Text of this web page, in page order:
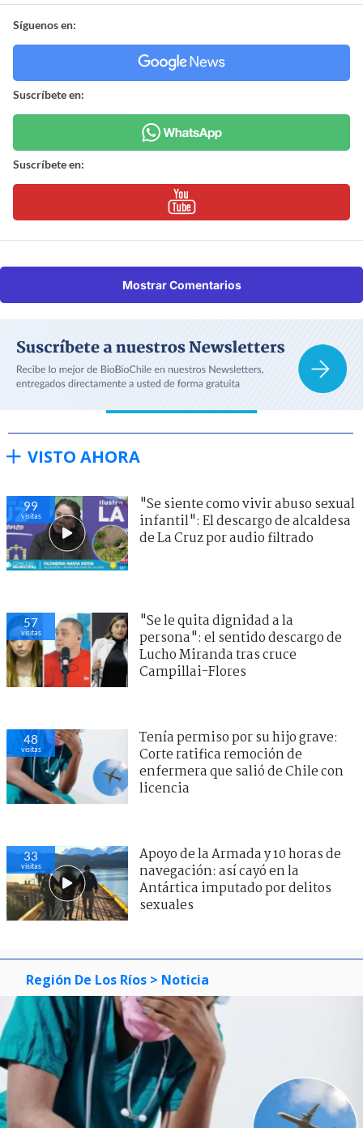
Síguenos en:
Suscríbete en:
Suscríbete en:
Mostrar Comentarios
VISTO AHORA
99
visitas
"Se siente como vivir abuso sexual
infantil": El descargo de alcaldesa
de La Cruz por audio filtrado
57
visitas
"Se le quita dignidad a la
persona": el sentido descargo de
Lucho Miranda tras cruce
Campillai-Flores
48
visitas
Tenía permiso por su hijo grave:
Corte ratifica remoción de
enfermera que salió de Chile con
licencia
33
visitas
Apoyo de la Armada y 10 horas de
navegación: así cayó en la
Antártica imputado por delitos
sexuales
Región De Los Ríos > Noticia